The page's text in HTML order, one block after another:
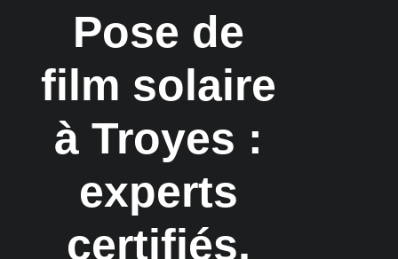
Pose de
film solaire
à Troyes :
experts
certifiés,